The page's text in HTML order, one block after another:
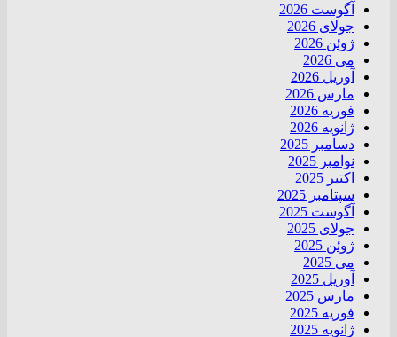
آگوست 2026
جولای 2026
ژوئن 2026
می 2026
آوریل 2026
مارس 2026
فوریه 2026
ژانویه 2026
دسامبر 2025
نوامبر 2025
اکتبر 2025
سپتامبر 2025
آگوست 2025
جولای 2025
ژوئن 2025
می 2025
آوریل 2025
مارس 2025
فوریه 2025
ژانویه 2025